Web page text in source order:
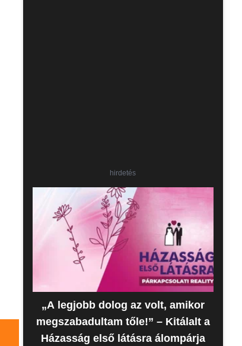
hirdetés
„A legjobb dolog az volt, amikor
megszabadultam tőle!” – Kitálalt a
Házasság első látásra álompárja